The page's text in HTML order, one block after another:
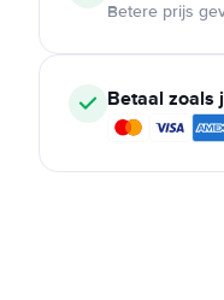
Betere prijs
Betaal zoals